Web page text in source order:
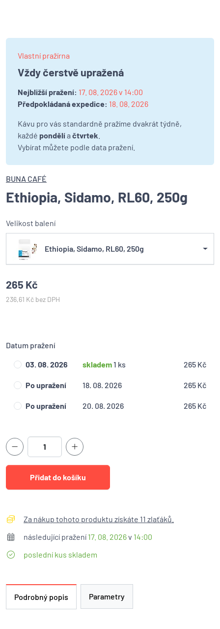
Vlastní pražírna
Vždy čerstvě upražená
Nejbližší pražení: 17. 08. 2026 v 14:00
Předpokládaná expedice: 18. 08. 2026
Kávu pro vás standardně pražíme dvakrát týdně,
každé pondělía čtvrtek
Vybírat můžete podle data pražení.
BUNA CAFÉ
Ethiopia, Sidamo, RL60, 250g
Velikost balení
Ethiopia, Sidamo, RL60, 250g
265 Kč
236,61 Kč bez DPH
Datum pražení
03. 08. 2026 skladem1 ks 265 Kč
Po upražení 18. 08. 2026 265 Kč
Po upražení 20. 08. 2026 265 Kč
Za nákup tohoto produktu získáte 11 zlaťáků.
následující pražení 17. 08. 2026v 14:00
poslední kus skladem
Podrobný popis Parametry